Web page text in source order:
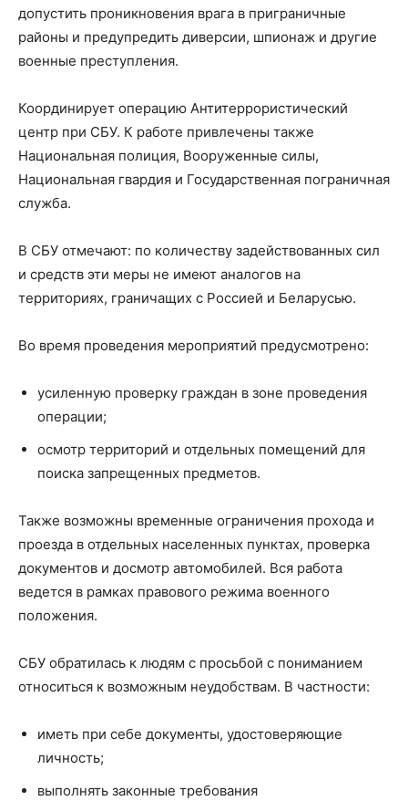
допустить проникновения врага в приграничные
районы и предупредить диверсии, шпионаж и другие
военные преступления.
Координирует операцию Антитеррористический
центр при СБУ. К работе привлечены также
Национальная полиция, Вооруженные силы,
Национальная гвардия и Государственная пограничная
служба.
В СБУ отмечают: по количеству задействованных сил
и средств эти меры не имеют аналогов на
территориях, граничащих с Россией и Беларусью.
Во время проведения мероприятий предусмотрено:
усиленную проверку граждан в зоне проведения
операции;
осмотр территорий и отдельных помещений для
поиска запрещенных предметов.
Также возможны временные ограничения прохода и
проезда в отдельных населенных пунктах, проверка
документов и досмотр автомобилей. Вся работа
ведется в рамках правового режима военного
положения.
СБУ обратилась к людям с просьбой с пониманием
относиться к возможным неудобствам. В частности:
иметь при себе документы, удостоверяющие
личность;
выполнять законные требования